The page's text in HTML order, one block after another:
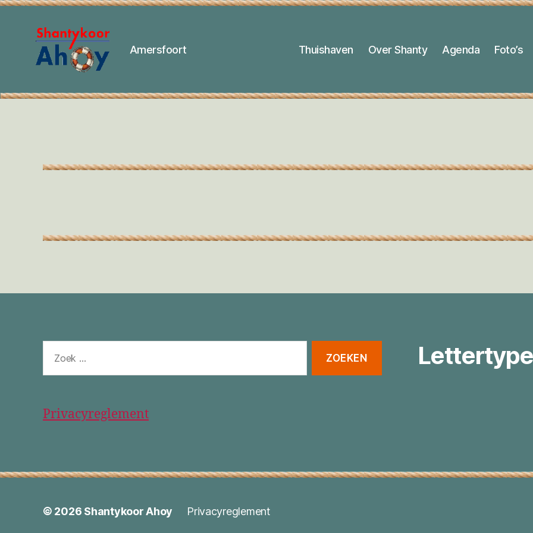
Ahoy
Amersfoort Thuishaven Over Shanty Agenda Foto’s
naar:
Privacyreglement
© 2026 Shantykoor Ahoy Privacyreglement